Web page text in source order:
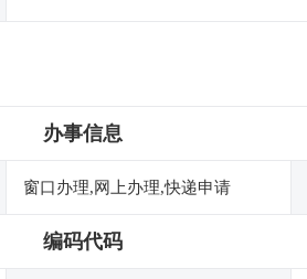
办事信息
窗口办理,网上办理,快递申请
编码代码